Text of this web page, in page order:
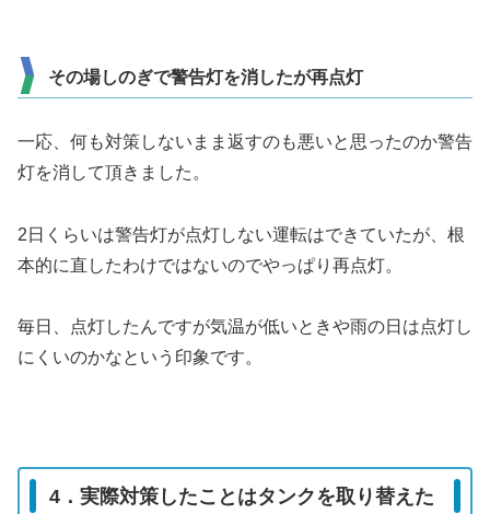
その場しのぎで警告灯を消したが再点灯
一応、何も対策しないまま返すのも悪いと思ったのか警告
灯を消して頂きました。
2日くらいは警告灯が点灯しない運転はできていたが、根
本的に直したわけではないのでやっぱり再点灯。
毎日、点灯したんですが気温が低いときや雨の日は点灯し
にくいのかなという印象です。
4．実際対策したことはタンクを取り替えた